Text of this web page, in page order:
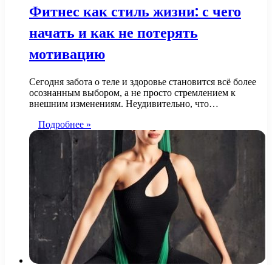
Фитнес как стиль жизни: с чего
начать и как не потерять
мотивацию
Сегодня забота о теле и здоровье становится всё более
осознанным выбором, а не просто стремлением к
внешним изменениям. Неудивительно, что…
Подробнее »